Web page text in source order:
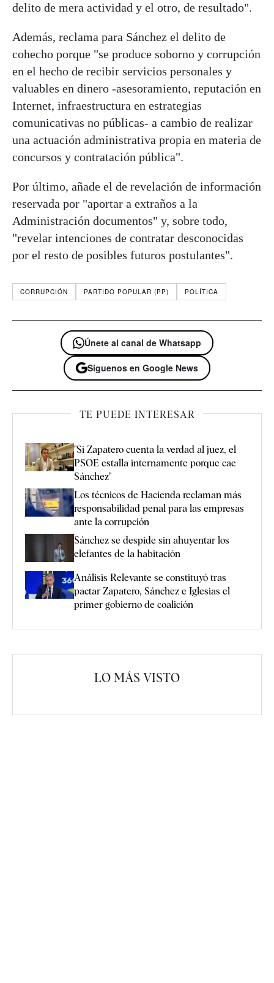
delito de mera actividad y el otro, de resultado".
Además, reclama para Sánchez el delito de
cohecho porque "se produce soborno y corrupción
en el hecho de recibir servicios personales y
valuables en dinero -asesoramiento, reputación en
Internet, infraestructura en estrategias
comunicativas no públicas- a cambio de realizar
una actuación administrativa propia en materia de
concursos y contratación pública".
Por último, añade el de revelación de información
reservada por "aportar a extraños a la
Administración documentos" y, sobre todo,
"revelar intenciones de contratar desconocidas
por el resto de posibles futuros postulantes".
CORRUPCIÓN PARTIDO POPULAR (PP) POLÍTICA
Únete al canal de Whatsapp
Síguenos en Google News
TE PUEDE INTERESAR
"Si Zapatero cuenta la verdad al juez, el
PSOE estalla internamente porque cae
Sánchez"
Los técnicos de Hacienda reclaman más
responsabilidad penal para las empresas
ante la corrupción
Sánchez se despide sin ahuyentar los
elefantes de la habitación
Análisis Relevante se constituyó tras
pactar Zapatero, Sánchez e Iglesias el
primer gobierno de coalición
LO MÁS VISTO